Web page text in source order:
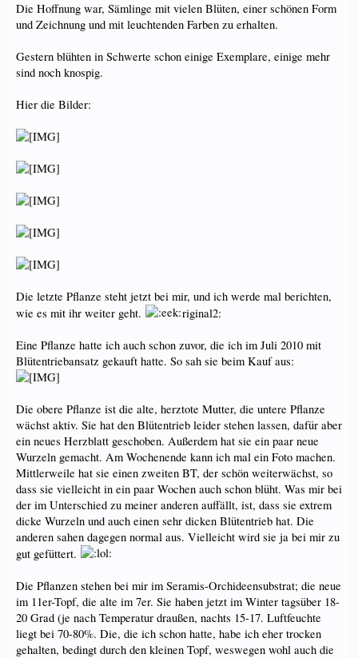
Die Hoffnung war, Sämlinge mit vielen Blüten, einer schönen Form
und Zeichnung und mit leuchtenden Farben zu erhalten.
Gestern blühten in Schwerte schon einige Exemplare, einige mehr
sind noch knospig.
Hier die Bilder:
Die letzte Pflanze steht jetzt bei mir, und ich werde mal berichten,
wie es mit ihr weiter geht.
riginal2:
Eine Pflanze hatte ich auch schon zuvor, die ich im Juli 2010 mit
Blütentriebansatz gekauft hatte. So sah sie beim Kauf aus:
Die obere Pflanze ist die alte, herztote Mutter, die untere Pflanze
wächst aktiv. Sie hat den Blütentrieb leider stehen lassen, dafür aber
ein neues Herzblatt geschoben. Außerdem hat sie ein paar neue
Wurzeln gemacht. Am Wochenende kann ich mal ein Foto machen.
Mittlerweile hat sie einen zweiten BT, der schön weiterwächst, so
dass sie vielleicht in ein paar Wochen auch schon blüht. Was mir bei
der im Unterschied zu meiner anderen auffällt, ist, dass sie extrem
dicke Wurzeln und auch einen sehr dicken Blütentrieb hat. Die
anderen sahen dagegen normal aus. Vielleicht wird sie ja bei mir zu
gut gefüttert.
Die Pflanzen stehen bei mir im Seramis-Orchideensubstrat; die neue
im 11er-Topf, die alte im 7er. Sie haben jetzt im Winter tagsüber 18-
20 Grad (je nach Temperatur draußen, nachts 15-17. Luftfeuchte
liegt bei 70-80%. Die, die ich schon hatte, habe ich eher trocken
gehalten, bedingt durch den kleinen Topf, weswegen wohl auch die